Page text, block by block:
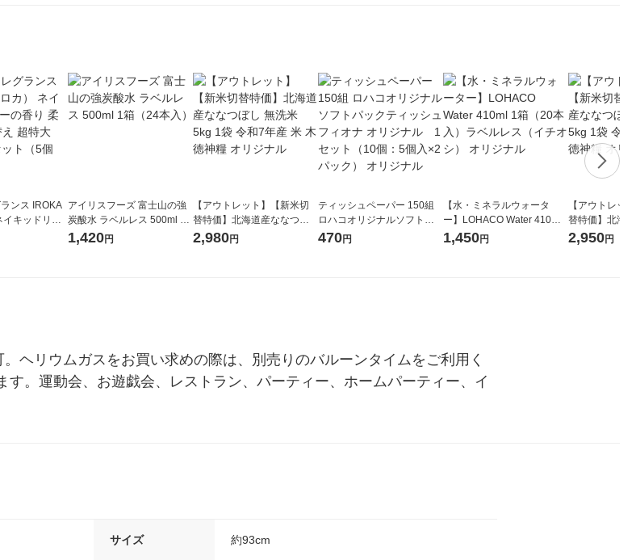
ンス IROKA
イキッドリリ
詰め替え 超
アイリスフーズ 富士山の強
炭酸水 ラベルレス 500ml 1
箱（24本入）
1,420円
【アウトレット】【新米切
替特価】北海道産ななつぼ
し 無洗米 5kg 1袋 令和7年産
2,980円
ティッシュペーパー 150組
ロハコオリジナルソフトパ
ックティッシュ フィオナ オ
470円
【水・ミネラルウォータ
ー】LOHACO Water 410ml
1箱（20本入）ラベルレス
1,450円
【アウトレッ
替特価】北海
し 精白米 5kg
2,950円
ヘリウムガスをお買い求めの際は、別売りのバルーンタイムをご利用く
。運動会、お遊戯会、レストラン、パーティー、ホームパーティー、イ
サイズ 約93cm